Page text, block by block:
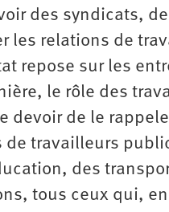
des syndicats,
les relations de
repose sur les
le rôle des
devoir de le
travailleurs
des
tous ceux qui,